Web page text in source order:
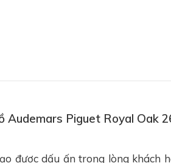
Audemars Piguet Royal Oak
được dấu ấn trong lòng khách